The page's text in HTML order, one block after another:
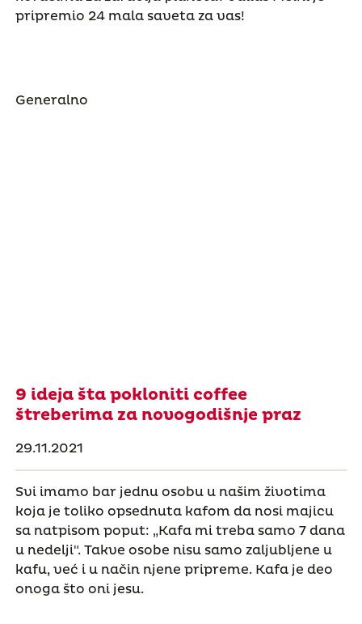
pripremio 24 mala saveta za vas!
Generalno
9 ideja šta pokloniti coffee
štreberima za novogodišnje praz
29.11.2021
Svi imamo bar jednu osobu u našim životima
koja je toliko opsednuta kafom da nosi majicu
sa natpisom poput: „Kafa mi treba samo 7 dana
u nedelji". Takve osobe nisu samo zaljubljene u
kafu, već i u način njene pripreme. Kafa je deo
onoga što oni jesu.